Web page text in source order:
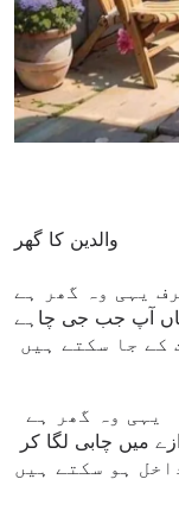
والدین کا گھر
آپ جب جی چاہے
کے جا سکتے ہیں
یہی وہ گھر ہے
ہو سکتے ہیں